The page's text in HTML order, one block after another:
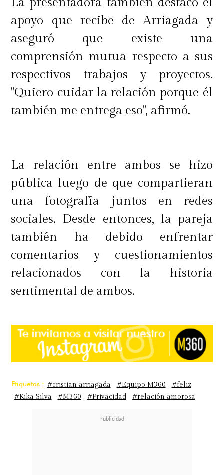
apoyo que recibe de Arriagada y
aseguró que existe una
comprensión mutua respecto a sus
respectivos trabajos y proyectos.
"Quiero cuidar la relación porque él
también me entrega eso", afirmó.
La relación entre ambos se hizo
pública luego de que compartieran
una fotografía juntos en redes
sociales. Desde entonces, la pareja
también ha debido enfrentar
comentarios y cuestionamientos
relacionados con la historia
sentimental de ambos.
Etiquetas : #cristian arriagada #Equipo M360
#feliz
#Kika Silva
#M360 #Privacidad #relación amorosa